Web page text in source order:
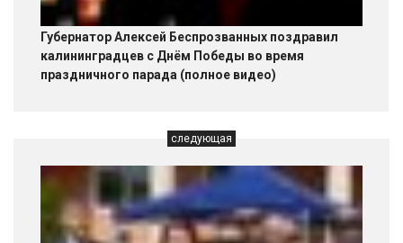
Губернатор Алексей Беспрозванных поздравил
калининградцев с Днём Победы во время
праздничного парада (полное видео)
следующая